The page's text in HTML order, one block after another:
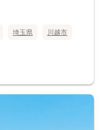
埼玉県 川越市